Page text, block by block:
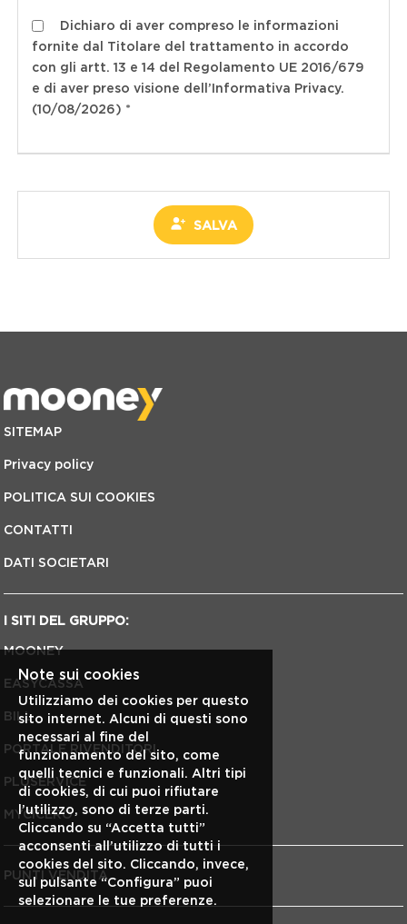
Dichiaro di aver compreso le informazioni
fornite dal Titolare del trattamento in accordo
con gli artt. 13 e 14 del Regolamento UE 2016/679
e di aver preso visione dell’Informativa Privacy.
(10/08/2026) *
SALVA
SITEMAP
Privacy policy
POLITICA SUI COOKIES
CONTATTI
DATI SOCIETARI
I SITI DEL GRUPPO:
MOONEY
EASYCASSA
BILL
PORTALE RIVENDITORI
PLUSERVICE
MYCICERO
PUNTI VENDITA
Note sui cookies
Utilizziamo dei cookies per questo
sito internet. Alcuni di questi sono
necessari al fine del
funzionamento del sito, come
quelli tecnici e funzionali. Altri tipi
di cookies, di cui puoi rifiutare
l’utilizzo, sono di terze parti.
Cliccando su “Accetta tutti”
acconsenti all’utilizzo di tutti i
cookies del sito. Cliccando, invece,
sul pulsante “Configura” puoi
selezionare le tue preferenze.